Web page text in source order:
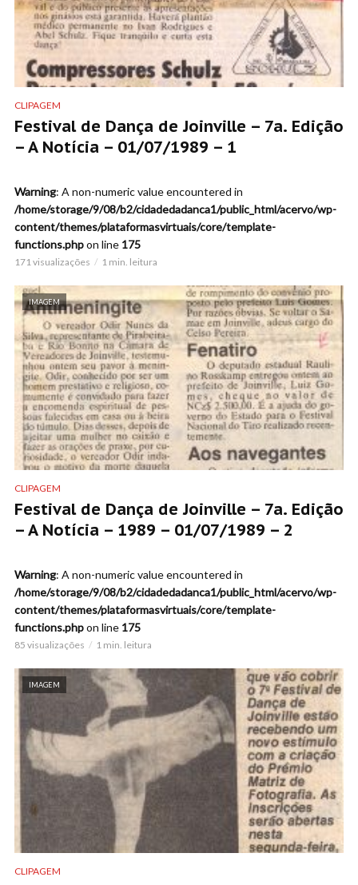
CLIPAGEM
Festival de Dança de Joinville – 7a. Edição
– A Notícia – 01/07/1989 – 1
Warning: A non-numeric value encountered in
/home/storage/9/08/b2/cidadedadanca1/public_html/acervo/wp-
content/themes/plataformasvirtuais/core/template-
functions.phpon line 175
171 visualizações 1 min. leitura
IMAGEM
CLIPAGEM
Festival de Dança de Joinville – 7a. Edição
– A Notícia – 1989 – 01/07/1989 – 2
Warning: A non-numeric value encountered in
/home/storage/9/08/b2/cidadedadanca1/public_html/acervo/wp-
content/themes/plataformasvirtuais/core/template-
functions.phpon line 175
85 visualizações 1 min. leitura
IMAGEM
CLIPAGEM